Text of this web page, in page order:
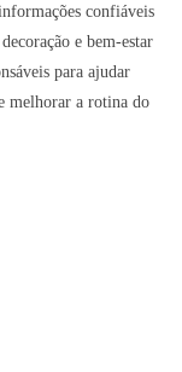
confiáveis
e bem-estar
para ajudar
melhorar a rotina do